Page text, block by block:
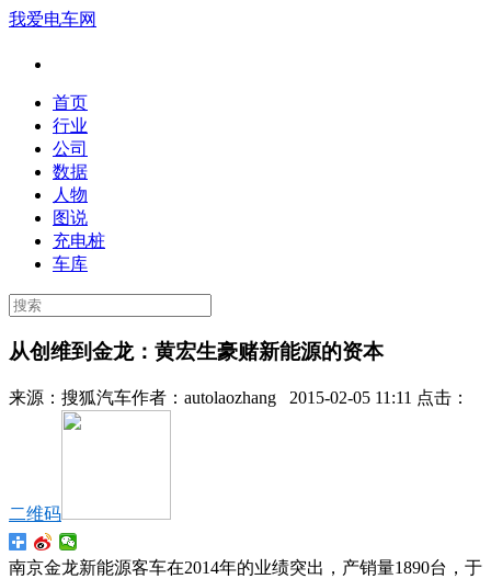
我爱电车网
首页
行业
公司
数据
人物
图说
充电桩
车库
从创维到金龙：黄宏生豪赌新能源的资本
来源： 搜狐汽车作者： autolaozhang 2015-02-05 11:11 点击：
二维码
南京金龙新能源客车在2014年的业绩突出，产销量1890台，于